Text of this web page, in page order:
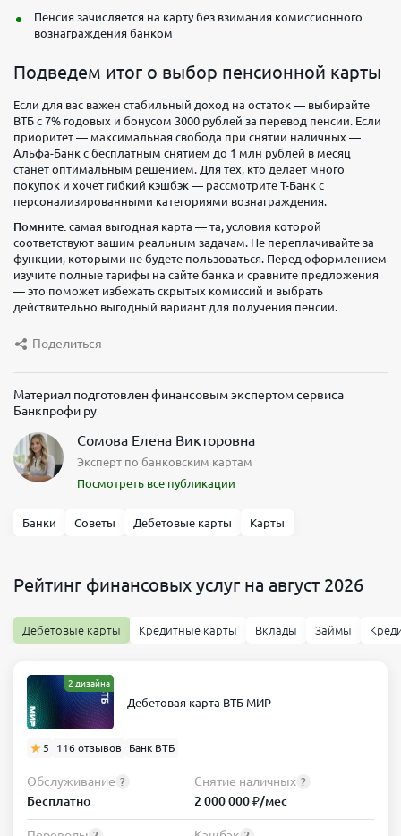
Пенсия зачисляется на карту без взимания комиссионного
вознаграждения банком
Подведем итог о выбор пенсионной карты
Если для вас важен стабильный доход на остаток — выбирайте
ВТБ с 7% годовых и бонусом 3000 рублей за перевод пенсии. Если
приоритет — максимальная свобода при снятии наличных —
Альфа-Банк с бесплатным снятием до 1 млн рублей в месяц
станет оптимальным решением. Для тех, кто делает много
покупок и хочет гибкий кэшбэк — рассмотрите Т-Банк с
персонализированными категориями вознаграждения.
Помните: самая выгодная карта — та, условия которой
соответствуют вашим реальным задачам. Не переплачивайте за
функции, которыми не будете пользоваться. Перед оформлением
изучите полные тарифы на сайте банка и сравните предложения
— это поможет избежать скрытых комиссий и выбрать
действительно выгодный вариант для получения пенсии.
Поделиться
Материал подготовлен финансовым экспертом сервиса
Банкпрофи ру
Сомова Елена Викторовна
Эксперт по банковским картам
Посмотреть все публикации
Банки Советы Дебетовые карты Карты
Рейтинг финансовых услуг на август 2026
Дебетовые карты Кредитные карты Вклады Займы
2 дизайна
Дебетовая карта ВТБ МИР
5 116 отзывов Банк ВТБ
Обслуживание ?
Бесплатно
Снятие наличных ?
2 000 000 ₽/мес